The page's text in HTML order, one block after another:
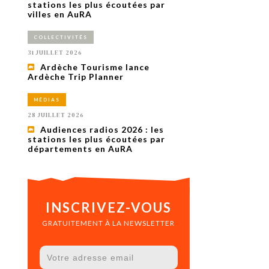
de
sur
1 AN
stations les plus écoutées par
villes en AuRA
COLLECTIVITÉS
31 JUILLET 2026
Ardèche Tourisme lance
Ardèche Trip Planner
MÉDIAS
28 JUILLET 2026
Audiences radios 2026 : les
stations les plus écoutées par
départements en AuRA
INSCRIVEZ-VOUS
GRATUITEMENT À LA NEWSLETTER